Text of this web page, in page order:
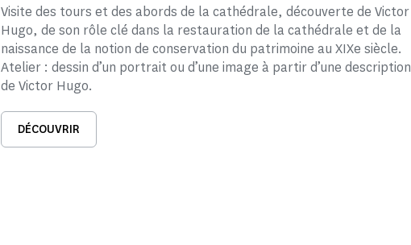
Visite des tours et des abords de la cathédrale, découverte de Victor
Hugo, de son rôle clé dans la restauration de la cathédrale et de la
naissance de la notion de conservation du patrimoine au XIXe siècle.
Atelier : dessin d’un portrait ou d’une image à partir d’une description
de Victor Hugo.
DÉCOUVRIR